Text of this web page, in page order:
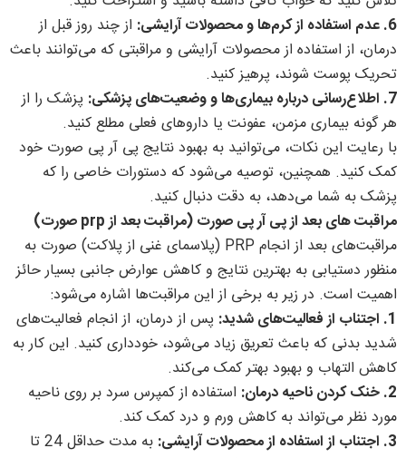
6. عدم استفاده از کرم‌ها و محصولات آرایشی:
از چند روز قبل از
درمان، از استفاده از محصولات آرایشی و مراقبتی که می‌توانند باعث
تحریک پوست شوند، پرهیز کنید.
7. اطلاع‌رسانی درباره بیماری‌ها و وضعیت‌های پزشکی:
پزشک را از
هر گونه بیماری مزمن، عفونت یا داروهای فعلی مطلع کنید.
با رعایت این نکات، می‌توانید به بهبود نتایج پی آر پی صورت خود
کمک کنید. همچنین، توصیه می‌شود که دستورات خاصی را که
پزشک به شما می‌دهد، به دقت دنبال کنید.
مراقبت های بعد از پی آر پی صورت (مراقبت بعد از prp صورت)
مراقبت‌های بعد از انجام PRP (پلاسمای غنی از پلاکت) صورت به
منظور دستیابی به بهترین نتایج و کاهش عوارض جانبی بسیار حائز
اهمیت است. در زیر به برخی از این مراقبت‌ها اشاره می‌شود:
1. اجتناب از فعالیت‌های شدید:
پس از درمان، از انجام فعالیت‌های
شدید بدنی که باعث تعریق زیاد می‌شود، خودداری کنید. این کار به
کاهش التهاب و بهبود بهتر کمک می‌کند.
2. خنک کردن ناحیه درمان:
استفاده از کمپرس سرد بر روی ناحیه
مورد نظر می‌تواند به کاهش ورم و درد کمک کند.
3. اجتناب از استفاده از محصولات آرایشی:
به مدت حداقل 24 تا